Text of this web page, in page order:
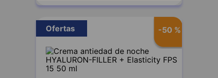
-50 %
Ofertas